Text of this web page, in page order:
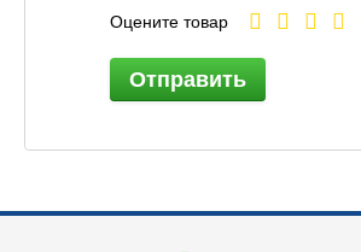
Оцените товар
Отправить